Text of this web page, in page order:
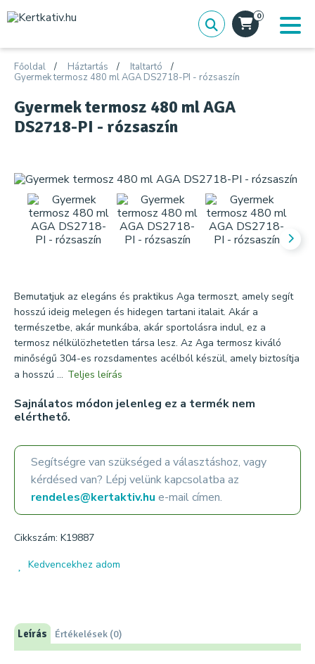
0
Főoldal Háztartás
Italtartó
Gyermek termosz 480 ml AGA DS2718-PI - rózsaszín
Gyermek termosz 480 ml AGA
DS2718-PI - rózsaszín
Bemutatjuk az elegáns és praktikus Aga termoszt, amely segít
hosszú ideig melegen és hidegen tartani italait. Akár a
természetbe, akár munkába, akár sportolásra indul, ez a
termosz nélkülözhetetlen társa lesz. Az Aga termosz kiváló
minőségű 304-es rozsdamentes acélból készül, amely biztosítja
a hosszú ... Teljes leírás
Sajnálatos módon jelenleg ez a termék nem
elérthető.
Segítségre van szükséged a választáshoz, vagy
kérdésed van? Lépj velünk kapcsolatba az
rendeles@kertaktiv.hu e-mail címen.
Cikkszám: K19887
Kedvencekhez adom
Leírás Értékelések (0)